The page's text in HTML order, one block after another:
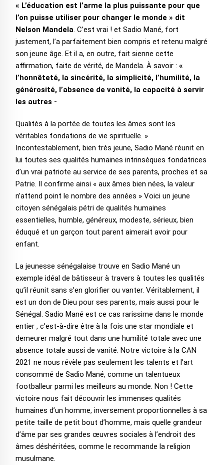
« L’éducation est l’arme la plus puissante pour que
l’on puisse utiliser pour changer le monde » dit
Nelson Mandela. C’est vrai ! et Sadio Mané, fort
justement, l’a parfaitement bien compris et retenu malgré
son jeune âge. Et il a, en outre, fait sienne cette
affirmation, faite de vérité, de Mandela. À savoir : «
l’honnêteté, la sincérité, la simplicité, l’humilité, la
générosité, l’absence de vanité, la capacité à servir
les autres -
Qualités à la portée de toutes les âmes sont les
véritables fondations de vie spirituelle. »
Incontestablement, bien très jeune, Sadio Mané réunit en
lui toutes ses qualités humaines intrinsèques fondatrices
d’un vrai patriote au service de ses parents, proches et sa
Patrie. Il confirme ainsi « aux âmes bien nées, la valeur
n’attend point le nombre des années » Voici un jeune
citoyen sénégalais pétri de qualités humaines
essentielles, humble, généreux, modeste, sérieux, bien
éduqué et un garçon tout parent aimerait avoir pour
enfant.
La jeunesse sénégalaise trouve en Sadio Mané un
exemple idéal de bâtisseur à travers à toutes les qualités
qu’il réunit sans s’en glorifier ou vanter. Véritablement, il
est un don de Dieu pour ses parents, mais aussi pour le
Sénégal. Sadio Mané est ce cas rarissime dans le monde
entier , c’est-à-dire être à la fois une star mondiale et
demeurer malgré tout dans une humilité totale avec une
absence totale aussi de vanité. Notre victoire à la CAN
2021 ne nous révèle pas seulement les talents et l’art
consommé de Sadio Mané, comme un talentueux
footballeur parmi les meilleurs au monde. Non ! Cette
victoire nous fait découvrir les immenses qualités
humaines d’un homme, inversement proportionnelles à sa
petite taille de petit bout d’homme, mais quelle grandeur
d’âme par ses grandes œuvres sociales à l’endroit des
âmes déshéritées, comme le recommande la religion
musulmane.